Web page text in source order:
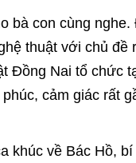
bà con cùng nghe.
thuật với chủ đề
Đồng Nai tổ chức
cảm giác rất
khúc về Bác Hồ,